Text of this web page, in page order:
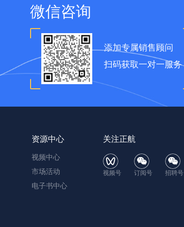
微信咨询
添加专属销售顾问
扫码获取一对一服务
资源中心
视频中心
市场活动
电子书中心
关注正航
视频号 订阅号 招聘号